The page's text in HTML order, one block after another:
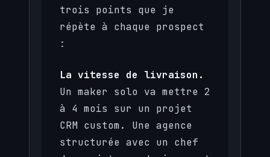
trois points que je
répète à chaque prospect
:
La vitesse de livraison.
Un maker solo va mettre 2
à 4 mois sur un projet
CRM custom. Une agence
structurée avec un chef